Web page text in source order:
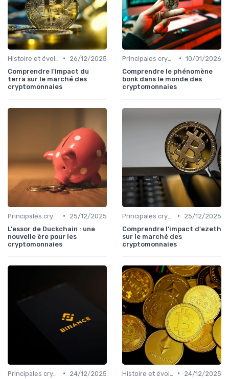
•
26/12/2025
Comprendre l'impact du
terra sur le marché des
cryptomonnaies
• 10/01/2026
Comprendre le phénomène
bonk dans le monde des
cryptomonnaies
•
25/12/2025
L'essor de Duckchain : une
nouvelle ère pour les
cryptomonnaies
•
25/12/2025
Comprendre l'impact d'ezeth
sur le marché des
cryptomonnaies
•
24/12/2025
•
24/12/2025